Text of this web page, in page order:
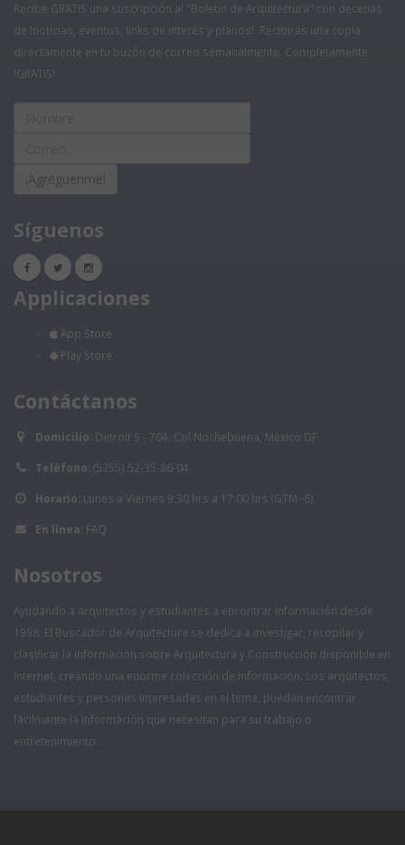
Recibe GRATIS una suscripción al "Boletín de Arquitectura" con decenas
de !noticias, eventos, links de interés y planos!. Recibirás una copia
directamente en tu buzón de correo semanalmente. Completamente
!GRATIS!
¡Agreguenme!
Síguenos
Applicaciones
App Store
Play Store
Contáctanos
Domicilio: Detroit 9 - 704, Col Nochebuena, México DF
Teléfono: (5255) 52-35-86-04
Horario: Lunes a Viernes 9:30 hrs a 17:00 hrs (GTM -6)
En línea: FAQ
Nosotros
Ayudando a arquitectos y estudiantes a encontrar información desde
1998: El Buscador de Arquitectura se dedica a investigar, recopilar y
clasificar la información sobre Arquitectura y Construcción disponible en
Internet, creando una enorme colección de información. Los arquitectos,
estudiantes y personas interesadas en el tema, puedan encontrar
fácilmente la información que necesitan para su trabajo o
entretenimiento.